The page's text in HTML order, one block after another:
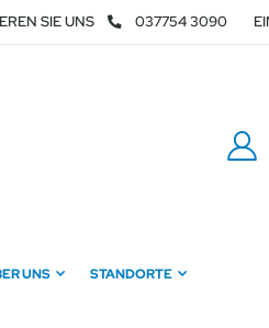
SIE UNS 037754 3090
UNS STANDORTE